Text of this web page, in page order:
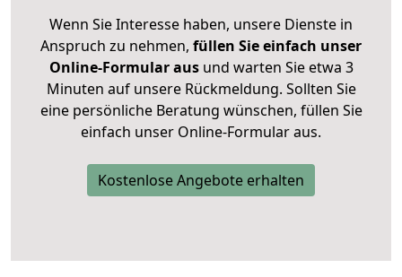
Wenn Sie Interesse haben, unsere Dienste in
Anspruch zu nehmen, füllen Sie einfach unser
Online-Formular ausund warten Sie etwa 3
Minuten auf unsere Rückmeldung. Sollten Sie
eine persönliche Beratung wünschen, füllen Sie
einfach unser Online-Formular aus.
Kostenlose Angebote erhalten